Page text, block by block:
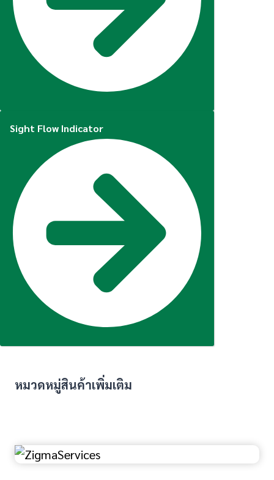
Sight Flow Indicator
หมวดหมู่สินค้าเพิ่มเติม